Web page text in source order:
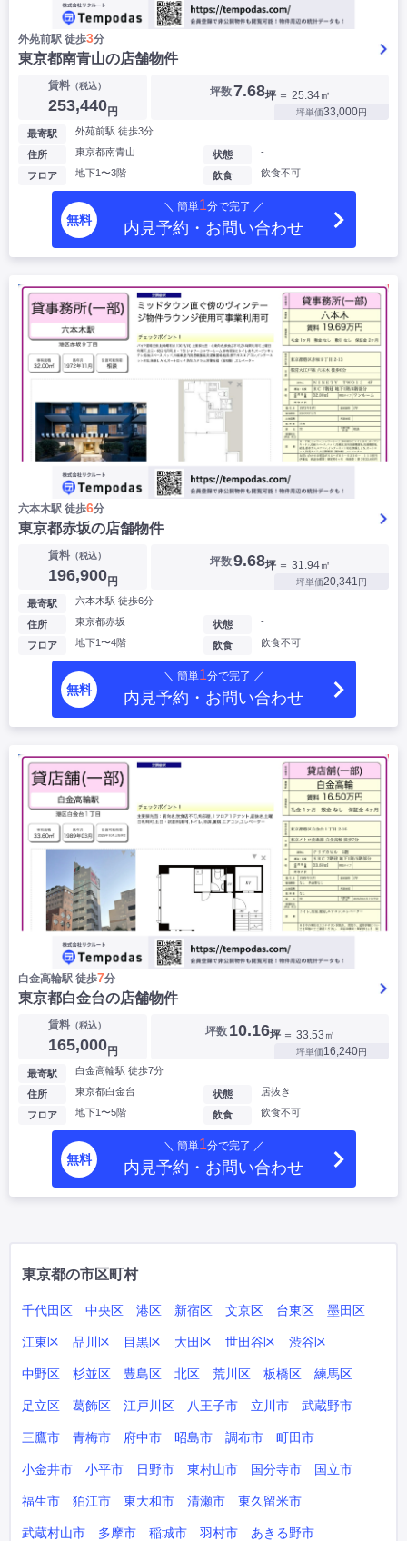
外苑前駅 徒歩3分
東京都南青山の店舗物件
賃料（税込）
253,440円
坪数7.68坪 ＝ 25.34㎡
坪単価33,000円
最寄駅 外苑前駅 徒歩3分
住所 東京都南青山
フロア 地下1〜3階
状態 -
飲食 飲食不可
無料
＼ 簡単1分で完了 ／
内見予約・お問い合わせ
六本木駅 徒歩6分
東京都赤坂の店舗物件
賃料（税込）
196,900円
坪数9.68坪 ＝ 31.94㎡
坪単価20,341円
最寄駅 六本木駅 徒歩6分
住所 東京都赤坂
フロア 地下1〜4階
状態 -
飲食 飲食不可
無料
＼ 簡単1分で完了 ／
内見予約・お問い合わせ
白金高輪駅 徒歩7分
東京都白金台の店舗物件
賃料（税込）
165,000円
坪数 10.16坪 ＝ 33.53㎡
坪単価16,240円
最寄駅 白金高輪駅 徒歩7分
住所 東京都白金台
フロア 地下1〜5階
状態 居抜き
飲食 飲食不可
無料
＼ 簡単1分で完了 ／
内見予約・お問い合わせ
東京都の市区町村
千代田区 中央区 港区 新宿区 文京区 台東区 墨田区
江東区 品川区 目黒区 大田区 世田谷区 渋谷区
中野区 杉並区 豊島区 北区 荒川区 板橋区 練馬区
足立区 葛飾区 江戸川区 八王子市 立川市 武蔵野市
三鷹市 青梅市 府中市 昭島市 調布市 町田市
小金井市 小平市 日野市 東村山市 国分寺市 国立市
福生市 狛江市 東大和市 清瀬市 東久留米市
武蔵村山市 多摩市 稲城市 羽村市 あきる野市